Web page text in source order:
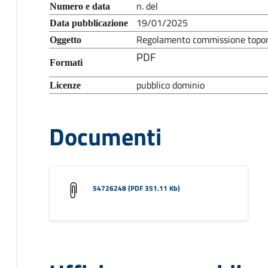
Numero e data n. del
Data pubblicazione 19/01/2025
Oggetto Regolamento commissione
Formati PDF
Licenze pubblico dominio
Documenti
54726248 (PDF 351.11 Kb)